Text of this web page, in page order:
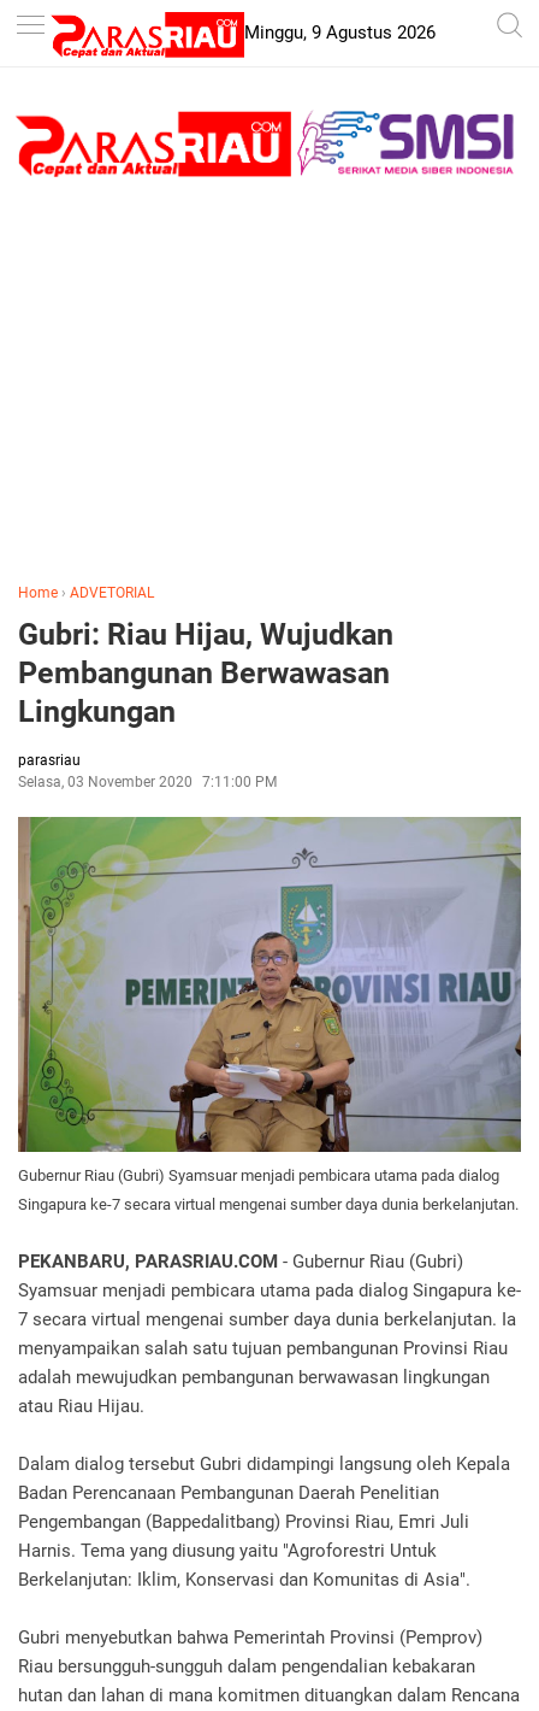
-->
Minggu, 9 Agustus 2026
Home › ADVETORIAL
Gubri: Riau Hijau, Wujudkan
Pembangunan Berwawasan
Lingkungan
parasriau
Selasa, 03 November 2020
7:11:00 PM
Gubernur Riau (Gubri) Syamsuar menjadi pembicara utama pada dialog
Singapura ke-7 secara virtual mengenai sumber daya dunia berkelanjutan.
PEKANBARU, PARASRIAU.COM - Gubernur Riau (Gubri)
Syamsuar menjadi pembicara utama pada dialog Singapura ke-
7 secara virtual mengenai sumber daya dunia berkelanjutan. Ia
menyampaikan salah satu tujuan pembangunan Provinsi Riau
adalah mewujudkan pembangunan berwawasan lingkungan
atau Riau Hijau.
Dalam dialog tersebut Gubri didampingi langsung oleh Kepala
Badan Perencanaan Pembangunan Daerah Penelitian
Pengembangan (Bappedalitbang) Provinsi Riau, Emri Juli
Harnis. Tema yang diusung yaitu "Agroforestri Untuk
Berkelanjutan: Iklim, Konservasi dan Komunitas di Asia".
Gubri menyebutkan bahwa Pemerintah Provinsi (Pemprov)
Riau bersungguh-sungguh dalam pengendalian kebakaran
hutan dan lahan di mana komitmen dituangkan dalam Rencana